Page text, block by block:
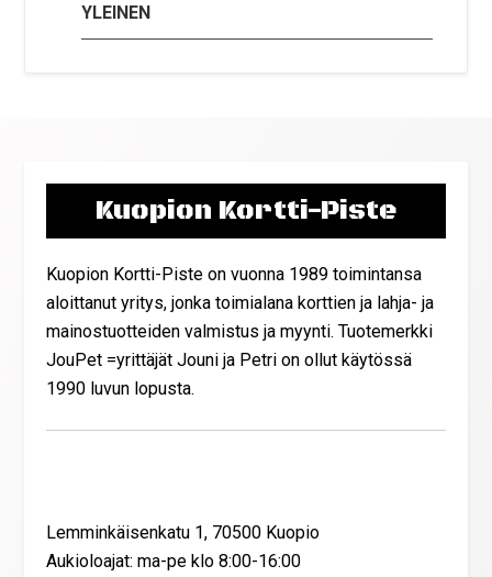
YLEINEN
Kuopion Kortti-Piste
Kuopion Kortti-Piste on vuonna 1989 toimintansa
aloittanut yritys, jonka toimialana korttien ja lahja- ja
mainostuotteiden valmistus ja myynti. Tuotemerkki
JouPet =yrittäjät Jouni ja Petri on ollut käytössä
1990 luvun lopusta.
Lemminkäisenkatu 1, 70500 Kuopio
Aukioloajat: ma-pe klo 8:00-16:00